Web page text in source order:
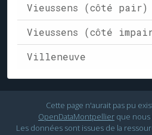
Vieussens (côté pair)
Vieussens (côté
Villeneuve
Cette page n'aurait pas pu
OpenDataMontpellier que nous
Les données sont issues de la